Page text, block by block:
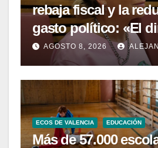
rebaja fiscal y la
gasto político: «El
valencianos es de
valencianos»
AGOSTO 8, 2026
ECOS DE VALENCIA EDUCACIÓN
Más de 57.000